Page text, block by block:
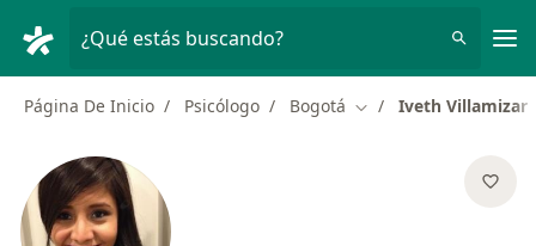
¿Qué estás buscando?
Página De Inicio Psicólogo Bogotá Cambiar de ciudad
Iveth Villamizar